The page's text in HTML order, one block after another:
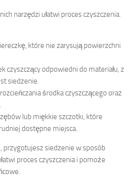
narzędzi ułatwi proces czyszczenia.
które nie zarysują powierzchni
czyszczący odpowiedni do materiału, z
siedzenie.
środka czyszczącego oraz
lub miękkie szczotki, które
dostępne miejsca.
przygotujesz siedzenie w sposób
proces czyszczenia i pomoże